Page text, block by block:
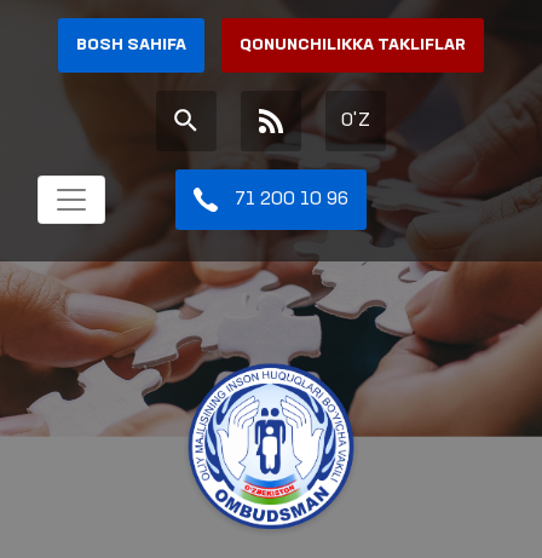
BOSH SAHIFA QONUNCHILIKKA TAKLIFLAR
O'Z
71 200 10 96